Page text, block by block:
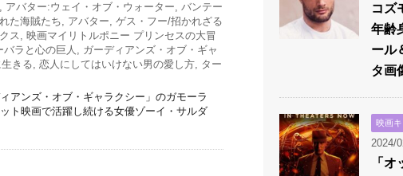
, アバター:ウェイ・オブ・ウォーター, バンテー
た海賊たち, アバター, ゲス・フー/招かれざる
ス, 映画マイリトルポニー プリンセスの大冒
バラと心の巨人 , ガーディアンズ・オブ・ギャ
きる, 恋人にしてはいけない男の愛し方, ター
アンズ・オブ・ギャラクシー」のガモーラ
ト映画で活躍し続ける女優ゾーイ・サルダ
コズ
年齢
ール
タ画
映画キ
2024/
「